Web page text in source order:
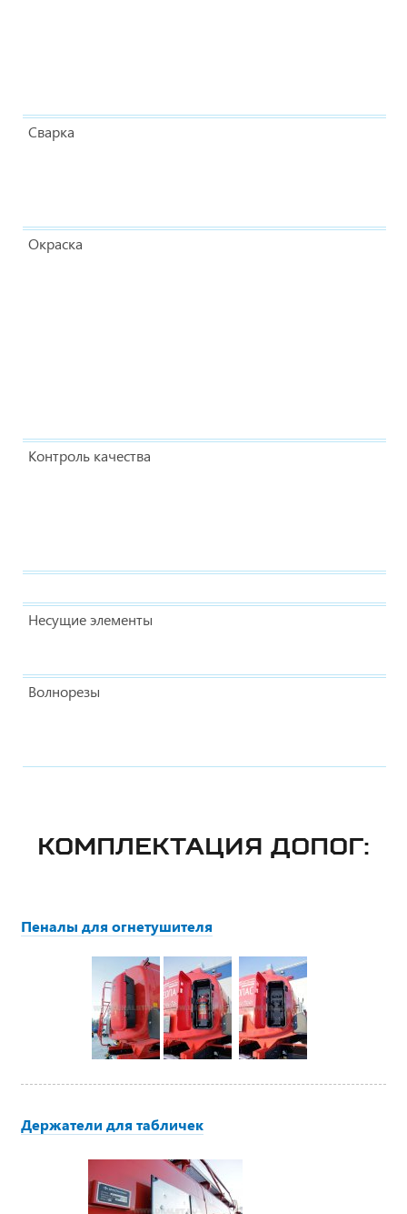
Сварка
Окраска
Контроль качества
Несущие элементы
Волнорезы
КОМПЛЕКТАЦИЯ ДОПОГ:
Пеналы для огнетушителя
Держатели для табличек